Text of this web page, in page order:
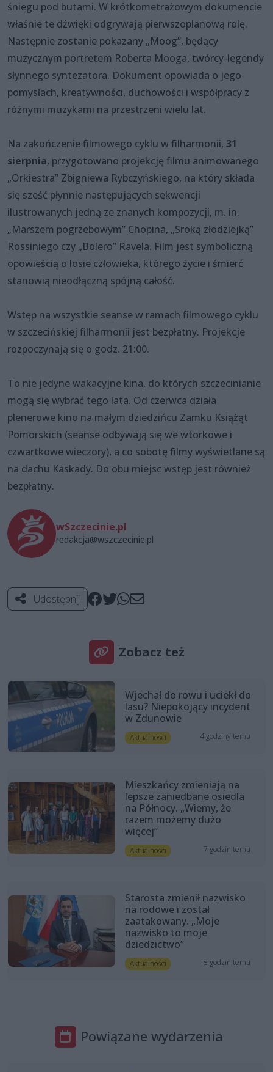
śniegu pod butami. W krótkometrażowym dokumencie
właśnie te dźwięki odgrywają pierwszoplanową rolę.
Następnie zostanie pokazany „Moog”, będący
muzycznym portretem Roberta Mooga, twórcy-legendy
słynnego syntezatora. Dokument opowiada o jego
pomysłach, kreatywności, duchowości i współpracy z
różnymi muzykami na przestrzeni wielu lat.
Na zakończenie filmowego cyklu w filharmonii, 31
sierpnia, przygotowano projekcję filmu animowanego
„Orkiestra” Zbigniewa Rybczyńskiego, na który składa
się sześć płynnie następujących sekwencji
ilustrowanych jedną ze znanych kompozycji, m. in.
„Marszem pogrzebowym” Chopina, „Sroką złodziejką”
Rossiniego czy „Bolero” Ravela. Film jest symboliczną
opowieścią o losie człowieka, którego życie i śmierć
stanowią nieodłączną spójną całość.
Wstęp na wszystkie seanse w ramach filmowego cyklu
w szczecińskiej filharmonii jest bezpłatny. Projekcje
rozpoczynają się o godz. 21:00.
To nie jedyne wakacyjne kina, do których szczecinianie
mogą się wybrać tego lata. Od czerwca działa
plenerowe kino na małym dziedzińcu Zamku Książąt
Pomorskich (seanse odbywają się we wtorkowe i
czwartkowe wieczory), a co sobotę filmy wyświetlane są
na dachu Kaskady. Do obu miejsc wstęp jest również
bezpłatny.
wSzczecinie.pl
redakcja@wszczecinie.pl
Udostępnij
Zobacz też
Wjechał do rowu i uciekł do
lasu? Niepokojący incydent
w Zdunowie
Aktualności 4 godziny temu
Mieszkańcy zmieniają na
lepsze zaniedbane osiedla
na Północy. „Wiemy, że
razem możemy dużo
więcej”
Aktualności 7 godzin temu
Starosta zmienił nazwisko
na rodowe i został
zaatakowany. „Moje
nazwisko to moje
dziedzictwo”
Aktualności 8 godzin temu
Powiązane wydarzenia